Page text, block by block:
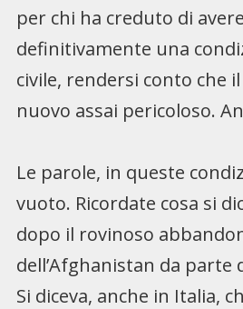
per chi ha creduto di
definitivamente una
civile, rendersi conto che
nuovo assai pericoloso.
Le parole, in queste
vuoto. Ricordate cosa si
dopo il rovinoso
dell’Afghanistan da parte
Si diceva, anche in Italia,